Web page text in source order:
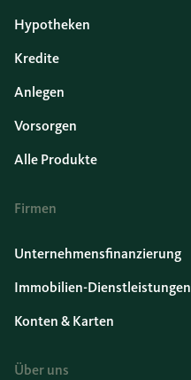
Hypotheken
Kredite
Anlegen
Vorsorgen
Alle Produkte
Firmen
Unternehmensfinanzierung
Immobilien-Dienstleistungen
Konten & Karten
Über uns